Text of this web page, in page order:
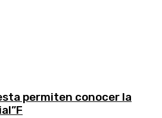
permiten conocer la